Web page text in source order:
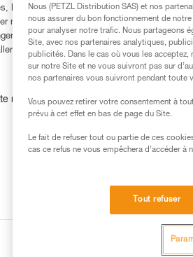
laquelle choisir ?
mon casque pour un usage professionnel ?
ou laver les mousses intérieures ?
une lampe frontale sur mon casque ?
recherche
Nous (PETZL Distribution SAS) et nos
nous assurer du bon fonctionnement de
pour analyser notre trafic. Nous partageons
Site, avec nos partenaires analytiques,
publicités. Dans le cas où vous les
sur notre Site et ne vous suivront pas sur
nos partenaires vous suivront pendant toute
Vous pouvez retirer votre consentement à
prévu à cet effet en bas de page du Site.
Le fait de refuser tout ou partie de ces
cas ce refus ne vous empêchera d’accéder à
Tout refuser